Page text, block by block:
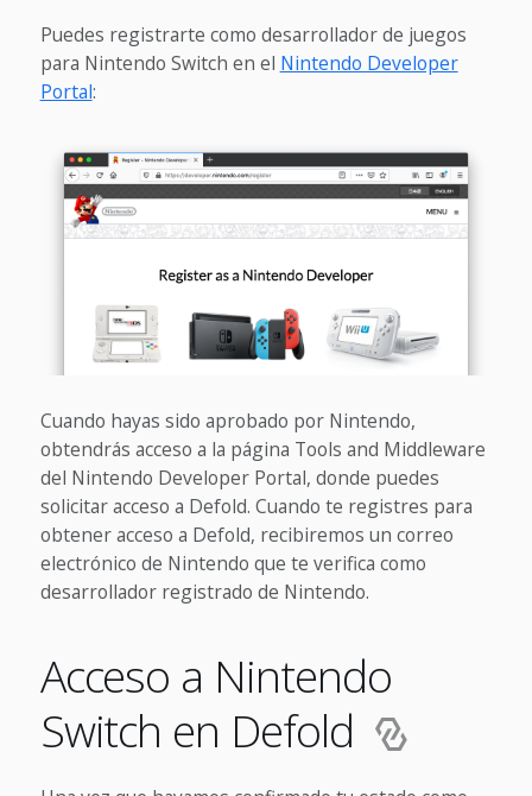
Puedes registrarte como desarrollador de juegos
para Nintendo Switch en el Nintendo Developer
Portal:
Cuando hayas sido aprobado por Nintendo,
obtendrás acceso a la página Tools and Middleware
del Nintendo Developer Portal, donde puedes
solicitar acceso a Defold. Cuando te registres para
obtener acceso a Defold, recibiremos un correo
electrónico de Nintendo que te verifica como
desarrollador registrado de Nintendo.
Acceso a Nintendo
Switch en Defold